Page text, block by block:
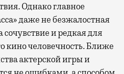
Однако главное
даже не безжалостная
сочувствие и редкая для
кино человечность. Ближе
актерской игры и